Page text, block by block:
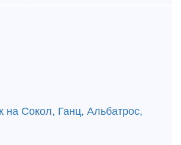
на Сокол, Ганц, Альбатрос,